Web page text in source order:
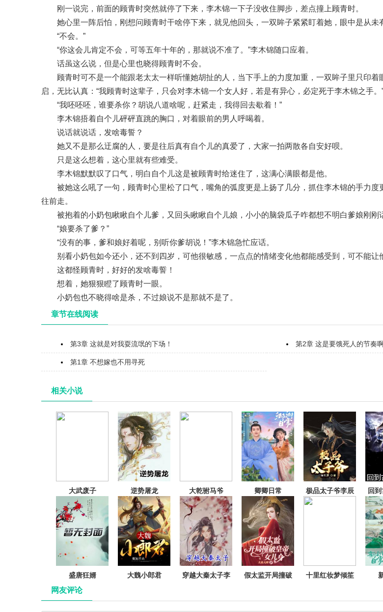
刚一说完，前面的顾青时突然就停了下来，李木锦一下子没收住脚步，差点撞上顾青时。
她心里一阵后怕，刚想问顾青时干啥停下来，就见他回头，一双眸子紧紧盯着她，眼中是从未
“不会。”
“你这会儿肯定不会，可等五年十年的，那就说不准了。”李木锦随口应着。
话虽这么说，但是心里也晓得顾青时不会。
顾青时可不是一个能跟老太太一样听懂她胡扯的人，当下手上的力度加重，一双眸子里只印着
启，无比认真：“我顾青时这辈子，只会对李木锦一个女人好，若是有异心，必定死于李木锦之手。
“我呸呸呸，谁要杀你？胡说八道啥呢，赶紧走，我得回去歇着！”
李木锦捂着自个儿砰砰直跳的胸口，对着眼前的男人呼喝着。
说话就说话，发啥毒誓？
她又不是那么迂腐的人，要是往后真有自个儿的真爱了，大家一拍两散各自安好呗。
只是这么想着，这心里就有些难受。
李木锦默默叹了口气，明白自个儿这是被顾青时给迷住了，这满心满眼都是他。
被她这么吼了一句，顾青时心里松了口气，嘴角的弧度更是上扬了几分，抓住李木锦的手力度
往前走。
被抱着的小奶包瞅瞅自个儿爹，又回头瞅瞅自个儿娘，小小的脑袋瓜子咋都想不明白爹娘刚刚
“娘要杀了爹？”
“没有的事，爹和娘好着呢，别听你爹胡说！”李木锦急忙应话。
别看小奶包如今还小，还不到四岁，可他很敏感，一点点的情绪变化他都能感受到，可不能让
这都怪顾青时，好好的发啥毒誓！
想着，她狠狠瞪了顾青时一眼。
小奶包也不晓得啥是杀，不过娘说不是那就不是了。
章节在线阅读
第3章 这就是对我耍流氓的下场！ 第2章 这是要饿死人的节奏
第1章 不想嫁也不用寻死
相关小说
大武废子 逆势屠龙 大乾驸马爷 卿卿日常 极品太子爷李辰 回
盛唐狂婿 大魏小郎君
穿越大秦太子李
假太监开局撞破
十里红妆梦倾笙
网友评论